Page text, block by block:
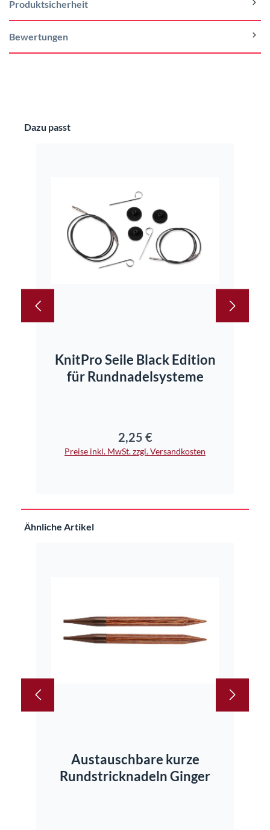
Produktsicherheit
Bewertungen
Produktgalerie überspringen
Dazu passt
KnitPro Seile Black Edition
für Rundnadelsysteme
Regulärer Preis:
2,25 €
Preise inkl. MwSt. zzgl. Versandkosten
Produktgalerie überspringen
Ähnliche Artikel
Austauschbare kurze
Rundstricknadeln Ginger